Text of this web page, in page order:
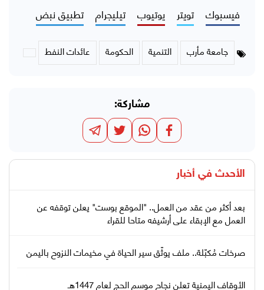
فيسبوك تويتر يوتيوب تيليجرام تطبيق نبض
جامعة مأرب التنمية الحكومة عائدات النفط
مشاركة:
الأحدث في أخبار
بعد أكثر من عقد من العمل.. "الموقع بوست" يعلن توقفه عن
العمل مع الإبقاء على أرشيفه متاحا للقراء
صرخات مُكبّلة.. ملف يوثّق سير الحياة في مخيمات النزوح باليمن
الأوقاف اليمنية تعلن نجاح موسم الحج لعام 1447هـ